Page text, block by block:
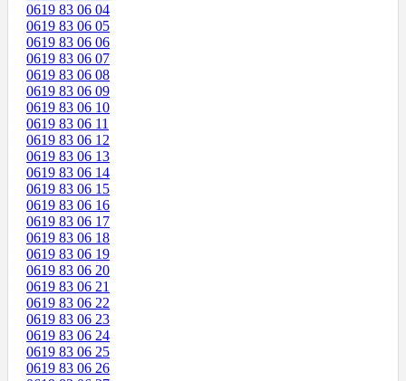
0619 83 06 04
0619 83 06 05
0619 83 06 06
0619 83 06 07
0619 83 06 08
0619 83 06 09
0619 83 06 10
0619 83 06 11
0619 83 06 12
0619 83 06 13
0619 83 06 14
0619 83 06 15
0619 83 06 16
0619 83 06 17
0619 83 06 18
0619 83 06 19
0619 83 06 20
0619 83 06 21
0619 83 06 22
0619 83 06 23
0619 83 06 24
0619 83 06 25
0619 83 06 26